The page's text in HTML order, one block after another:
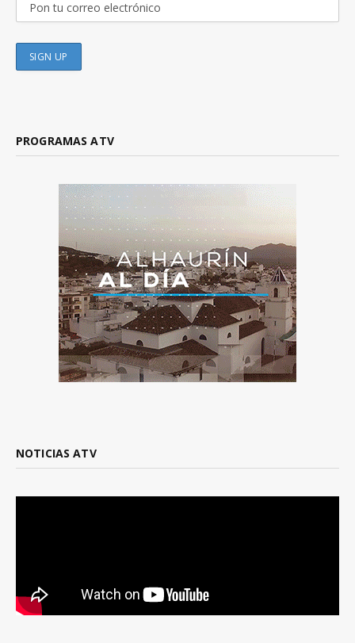
PROGRAMAS ATV
NOTICIAS ATV